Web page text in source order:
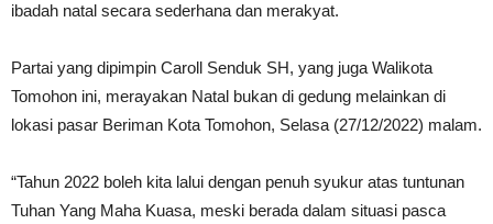
ibadah natal secara sederhana dan merakyat.
Partai yang dipimpin Caroll Senduk SH, yang juga Walikota
Tomohon ini, merayakan Natal bukan di gedung melainkan di
lokasi pasar Beriman Kota Tomohon, Selasa (27/12/2022) malam.
“Tahun 2022 boleh kita lalui dengan penuh syukur atas tuntunan
Tuhan Yang Maha Kuasa, meski berada dalam situasi pasca